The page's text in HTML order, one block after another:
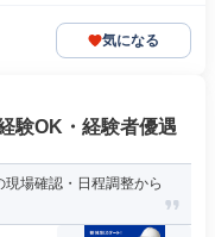
気になる
験OK・経験者優遇
場確認・日程調整から